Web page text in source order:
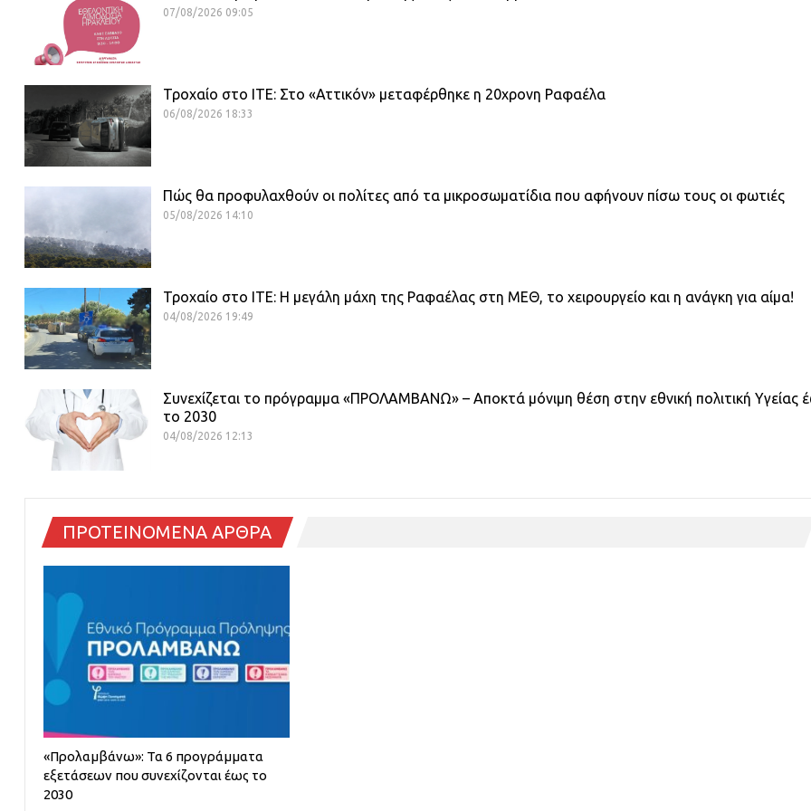
07/08/2026 09:05
Τροχαίο στο ΙΤΕ: Στο «Αττικόν» μεταφέρθηκε η 20χρονη Ραφαέλα
06/08/2026 18:33
Πώς θα προφυλαχθούν οι πολίτες από τα μικροσωματίδια που αφήνουν πίσω τους οι φωτιές
05/08/2026 14:10
Τροχαίο στο ΙΤΕ: Η μεγάλη μάχη της Ραφαέλας στη ΜΕΘ, το χειρουργείο και η ανάγκη για αίμα!
04/08/2026 19:49
Συνεχίζεται το πρόγραμμα «ΠΡΟΛΑΜΒΑΝΩ» – Αποκτά μόνιμη θέση στην εθνική πολιτική Υγείας
το 2030
04/08/2026 12:13
ΠΡΟΤΕΙΝΟΜΕΝΑ ΑΡΘΡΑ
«Προλαμβάνω»: Τα 6 προγράμματα
εξετάσεων που συνεχίζονται έως το
2030